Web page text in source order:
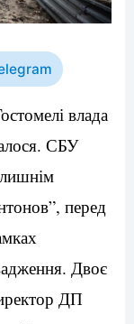
влада
СБУ
перед
Двоє
ДП